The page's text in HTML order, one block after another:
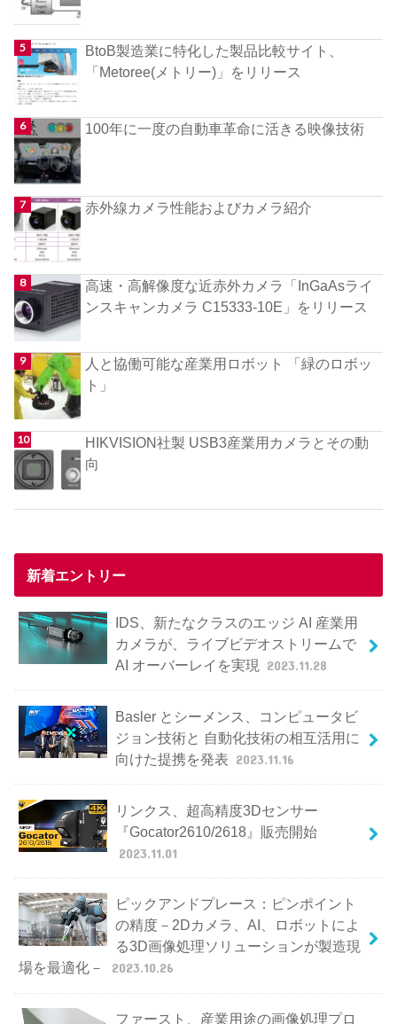
BtoB製造業に特化した製品比較サイト、
「Metoree(メトリー)」をリリース
100年に一度の自動車革命に活きる映像技術
赤外線カメラ性能およびカメラ紹介
高速・高解像度な近赤外カメラ「InGaAsライ
ンスキャンカメラ C15333-10E」をリリース
人と協働可能な産業用ロボット 「緑のロボッ
ト」
HIKVISION社製 USB3産業用カメラとその動
向
新着エントリー
IDS、新たなクラスのエッジ AI 産業用
カメラが、ライブビデオストリームで
AI オーバーレイを実現
2023.11.28
Basler とシーメンス、コンピュータビ
ジョン技術と 自動化技術の相互活用に
向けた提携を発表 2023.11.16
リンクス、超高精度3Dセンサー
『Gocator2610/2618』販売開始
2023.11.01
ピックアンドプレース：ピンポイント
の精度－2Dカメラ、AI、ロボットによ
る3D画像処理ソリューションが製造現
場を最適化－
2023.10.26
ファースト、産業用途の画像処理プロ